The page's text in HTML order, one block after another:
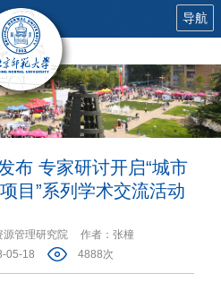
导航
布 专家研讨开启“城市
目”系列学术交流活动
源管理研究院
作者：张橦
05-18
4888次